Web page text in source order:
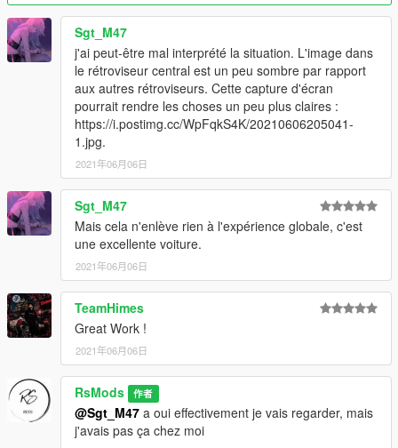
Sgt_M47
j'ai peut-être mal interprété la situation. L'image dans
le rétroviseur central est un peu sombre par rapport
aux autres rétroviseurs. Cette capture d'écran
pourrait rendre les choses un peu plus claires :
https://i.postimg.cc/WpFqkS4K/20210606205041-
1.jpg.
2021年06月06日
Sgt_M47
Mais cela n'enlève rien à l'expérience globale, c'est
une excellente voiture.
2021年06月06日
TeamHimes
Great Work !
2021年06月06日
RsMods 作者
@Sgt_M47 a oui effectivement je vais regarder, mais
j'avais pas ça chez moi